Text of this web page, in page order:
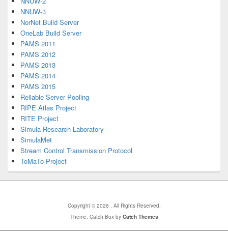
NNUW-3
NorNet Build Server
OneLab Build Server
PAMS 2011
PAMS 2012
PAMS 2013
PAMS 2014
PAMS 2015
Reliable Server Pooling
RIPE Atlas Project
RITE Project
Simula Research Laboratory
SimulaMet
Stream Control Transmission Protocol
ToMaTo Project
Copyright © 2026 . All Rights Reserved.
Theme: Catch Box by Catch Themes